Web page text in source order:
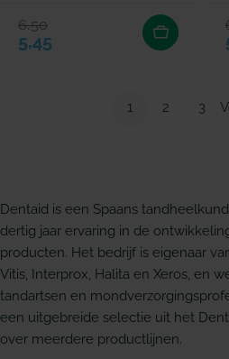
Verkoopprijs
5,45
Normale prijs
6,50
1 2 3
Dentaid is een Spaans
dertig jaar ervaring in de
producten. Het bedrijf is eigenaar
Vitis, Interprox, Halita en Xeros, en
tandartsen en
een uitgebreide selectie uit het
over meerdere productlijnen.